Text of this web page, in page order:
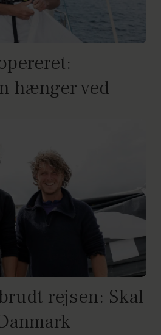
hænger ved
rejsen: Skal